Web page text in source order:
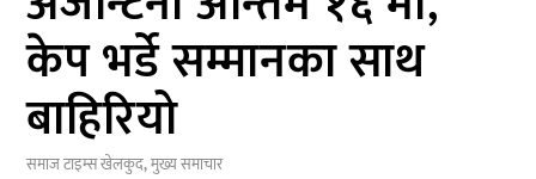
केप भर्डे सम्मानका साथ
बाहिरियो
समाज टाइम्सखेलकुद,मुख्य समाचार